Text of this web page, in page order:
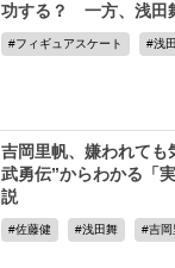
功する？ 一方、浅
フィギュアスケート 浅
吉岡里帆、嫌われて
武勇伝”からわかる「
説
佐藤健 浅田舞 吉岡